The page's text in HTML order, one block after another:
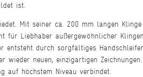
ist.
Mit seiner ca. 200 mm langen
für Liebhaber außergewöhnlicher
entsteht durch sorgfältiges
neuen, einzigartigen
auf höchstem Niveau verbindet.